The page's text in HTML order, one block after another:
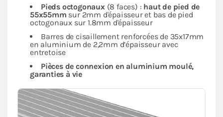
Pieds octogonaux (8 faces) : haut de pied de
55x55mm sur 2mm d'épaisseur et bas de pied
octogonaux sur 1.8mm d'épaisseur
Barres de cisaillement renforcées de 35x17mm
en aluminium de 2,2mm d’épaisseur avec
entretoise
Pièces de connexion en aluminium moulé,
garanties à vie